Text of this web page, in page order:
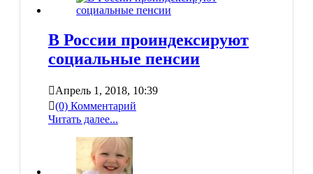
В России проиндексируют
социальные пенсии
Апрель 1, 2018, 10:39
(0) Комментарий
Читать далее...